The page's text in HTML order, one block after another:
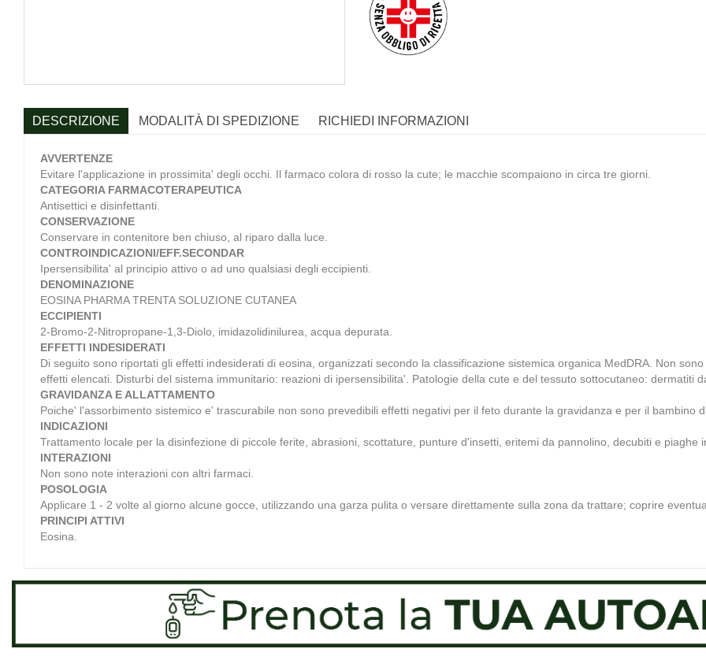
DESCRIZIONE MODALITÀ DI SPEDIZIONE RICHIEDI INFORMAZIONI
AVVERTENZE
Evitare l'applicazione in prossimita' degli occhi. Il farmaco colora di rosso la cute; le macchie scompaiono in circa tre giorni.
CATEGORIA FARMACOTERAPEUTICA
Antisettici e disinfettanti.
CONSERVAZIONE
Conservare in contenitore ben chiuso, al riparo dalla luce.
CONTROINDICAZIONI/EFF.SECONDAR
Ipersensibilita' al principio attivo o ad uno qualsiasi degli eccipienti.
DENOMINAZIONE
EOSINA PHARMA TRENTA SOLUZIONE CUTANEA
ECCIPIENTI
2-Bromo-2-Nitropropane-1,3-Diolo, imidazolidinilurea, acqua depurata.
EFFETTI INDESIDERATI
Di seguito sono riportati gli effetti indesiderati di eosina, organizzati secondo la classificazione sistemica organica MedDRA. Non
effetti elencati. Disturbi del sistema immunitario: reazioni di ipersensibilita'. Patologie della cute e del tessuto sottocutaneo: dermatiti
GRAVIDANZA E ALLATTAMENTO
Poiche' l'assorbimento sistemico e' trascurabile non sono prevedibili effetti negativi per il feto durante la gravidanza e per il bambino
INDICAZIONI
Trattamento locale per la disinfezione di piccole ferite, abrasioni, scottature, punture d'insetti, eritemi da pannolino, decubiti e piaghe
INTERAZIONI
Non sono note interazioni con altri farmaci.
POSOLOGIA
Applicare 1 - 2 volte al giorno alcune gocce, utilizzando una garza pulita o versare direttamente sulla zona da trattare; coprire
PRINCIPI ATTIVI
Eosina.